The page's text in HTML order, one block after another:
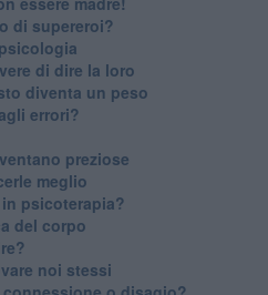
di supereroi?
di dire la loro
diventa un peso
errori?
preziose
meglio
psicoterapia?
del corpo
noi stessi